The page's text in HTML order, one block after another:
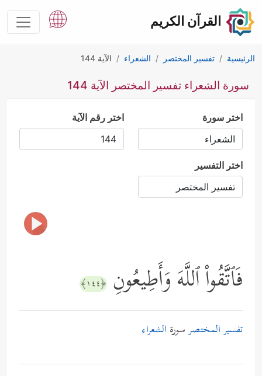
القرآن الكريم
الرئيسية تفسير المختصر الشعراء الآية 144
سورة الشعراء تفسير المختصر الآية 144
اختر سورة اختر رقم الآية
اختر التفسير
فَٱتَّقُواْ ٱللَّهَ وَأَطِیعُونِ ﴿١٤٤﴾
تفسير المختصرسورة الشعراء